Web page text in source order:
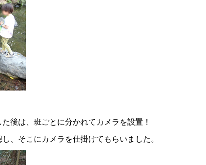
後は、班ごとに分かれてカメラを設置！
、そこにカメラを仕掛けてもらいました。